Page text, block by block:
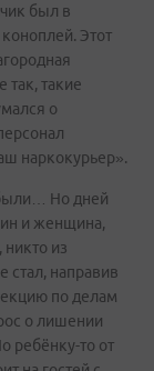
был в
Этот
такие
о
наркокурьер».
Но дней
и женщина,
никто из
стал, направив
по делам
о лишении
ребёнку-то от